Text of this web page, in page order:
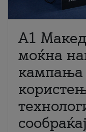
A1
моќна
кампања